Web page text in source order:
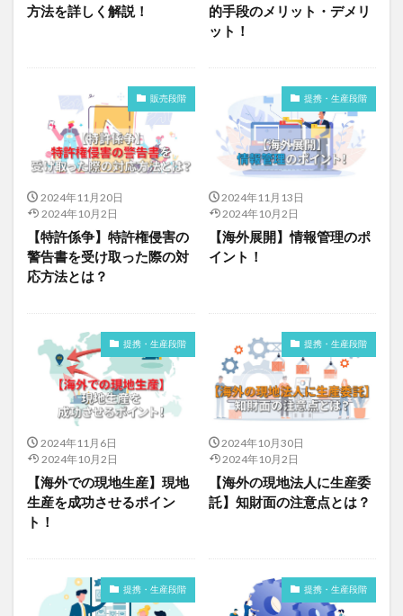
方法を詳しく解説！
的手段のメリット・デメリ
ット！
販売段階
2024年11月20日
2024年10月2日
【特許係争】特許権侵害の
警告書を受け取った際の対
応方法とは？
提携・生産段階
2024年11月13日
2024年10月2日
【海外展開】情報管理のポ
イント！
提携・生産段階
2024年11月6日
2024年10月2日
【海外での現地生産】現地
生産を成功させるポイン
ト！
提携・生産段階
2024年10月30日
2024年10月2日
【海外の現地法人に生産委
託】知財面の注意点とは？
提携・生産段階 提携・生産段階